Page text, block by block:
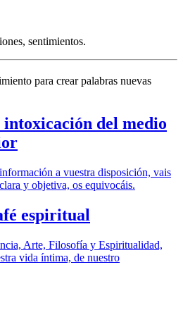
sentimientos.
para crear palabras nuevas
del medio
a vuestra disposición, vais
y objetiva, os equivocáis.
espiritual
Arte, Filosofía y Espiritualidad,
vida íntima, de nuestro